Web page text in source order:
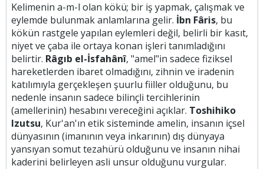
Kelimenin a-m-l olan kökü; bir iş yapmak, çalışmak ve
eylemde bulunmak anlamlarına gelir. İbn Fâris, bu
kökün rastgele yapılan eylemleri değil, belirli bir kasıt,
niyet ve çaba ile ortaya konan işleri tanımladığını
belirtir. Râgıb el-İsfahânî, "amel"in sadece fiziksel
hareketlerden ibaret olmadığını, zihnin ve iradenin
katılımıyla gerçekleşen şuurlu fiiller olduğunu, bu
nedenle insanın sadece bilinçli tercihlerinin
(amellerinin) hesabını vereceğini açıklar. Toshihiko
Izutsu, Kur'an'ın etik sisteminde amelin, insanın içsel
dünyasının (imanının veya inkarının) dış dünyaya
yansıyan somut tezahürü olduğunu ve insanın nihai
kaderini belirleyen asli unsur olduğunu vurgular.